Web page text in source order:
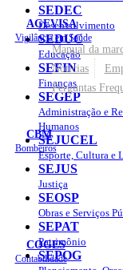
AGEVISA
Vigilância em Saúde
CBM
Bombeiros
COGES
Contabilidade
Manual da
Notícias
Perguntas
SEDEC
Desenvolvimento
SEDUC
Educação
SEFIN
Finanças
SEGEP
Administração e
Humanos
SEJUCEL
Esporte, Cultura e
SEJUS
Justiça
SEOSP
Obras e Serviços
SEPAT
Patrimônio
SEPOG